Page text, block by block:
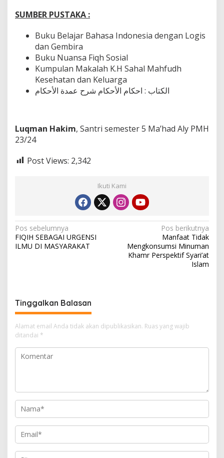
SUMBER PUSTAKA :
Buku Belajar Bahasa Indonesia dengan Logis
dan Gembira
Buku Nuansa Fiqh Sosial
Kumpulan Makalah K.H Sahal Mahfudh
Kesehatan dan Keluarga
الكتاب : احكام الأحكام شرح عمدة الأحكام
Luqman Hakim, Santri semester 5 Ma’had Aly PMH
23/24
Post Views: 2,342
Ikuti Kami
N
a
a
s
i
p
o
Pos sebelumnya
FIQIH SEBAGAI URGENSI
ILMU DI MASYARAKAT
Pos berikutnya
Manfaat Tidak
Mengkonsumsi Minuman
Khamr Perspektif Syari’at
Islam
Tinggalkan Balasan
Alamat email Anda tidak akan dipublikasikan. Ruas yang wajib
ditandai *